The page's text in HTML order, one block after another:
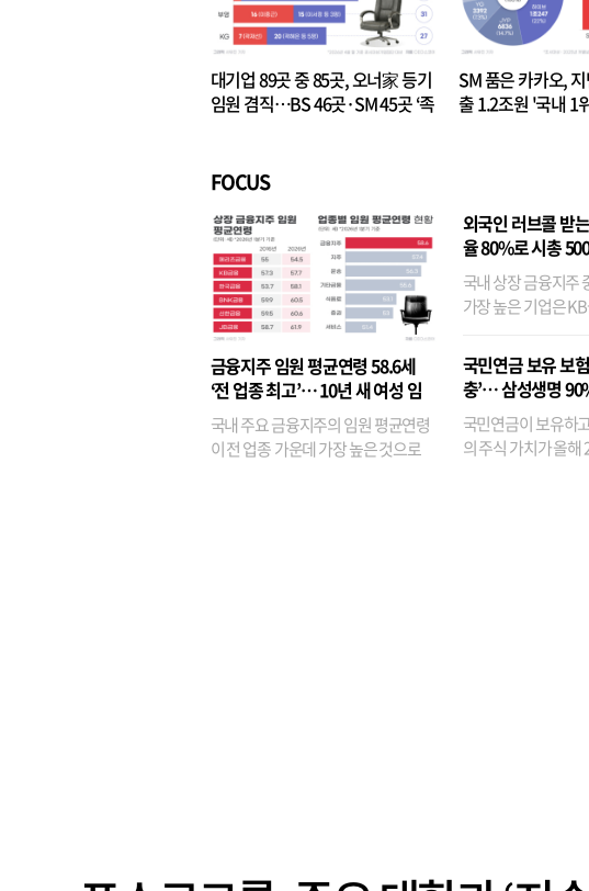
대기업 89곳 중 85곳, 오너家 등기
임원 겸직…BS 46곳·SM 45곳 ‘족
SM 품은 카카오,
출 1.2조원 '국내
FOCUS
금융지주 임원 평균연령 58.6세
‘전 업종 최고’… 10년 새 여성 임
원은 14배 껑충
국내 주요 금융지주의 임원 평균연령
이 전 업종 가운데 가장 높은 것으로
외국인 러브콜 받
율 80%로 시총
국내 상장 금융지주
가장 높은 기업은
융이었다. 특히 KB
기관투자자 지분율
국민연금 보유 보
충’… 삼성생명
국민연금이 보유하
의 주식 가치가 올해